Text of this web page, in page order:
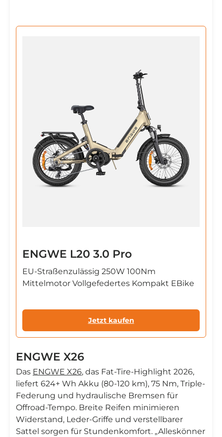
ENGWE L20 3.0 Pro
EU-Straßenzulässig 250W 100Nm
Mittelmotor Vollgefedertes Kompakt EBike
Jetzt kaufen
ENGWE X26
Das ENGWE X26, das Fat-Tire-Highlight 2026,
liefert 624+ Wh Akku (80-120 km), 75 Nm, Triple-
Federung und hydraulische Bremsen für
Offroad-Tempo. Breite Reifen minimieren
Widerstand, Leder-Griffe und verstellbarer
Sattel sorgen für Stundenkomfort. „Alleskönner